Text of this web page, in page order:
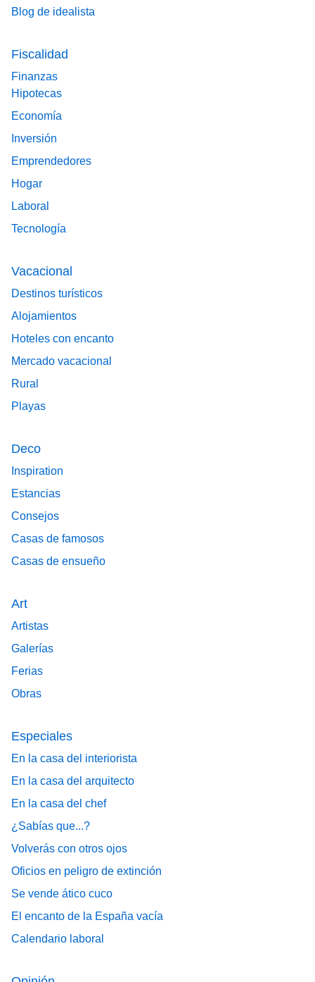
Blog de idealista
Fiscalidad
Finanzas
Hipotecas
Economía
Inversión
Emprendedores
Hogar
Laboral
Tecnología
Vacacional
Destinos turísticos
Alojamientos
Hoteles con encanto
Mercado vacacional
Rural
Playas
Deco
Inspiration
Estancias
Consejos
Casas de famosos
Casas de ensueño
Art
Artistas
Galerías
Ferias
Obras
Especiales
En la casa del interiorista
En la casa del arquitecto
En la casa del chef
¿Sabías que...?
Volverás con otros ojos
Oficios en peligro de extinción
Se vende ático cuco
El encanto de la España vacía
Calendario laboral